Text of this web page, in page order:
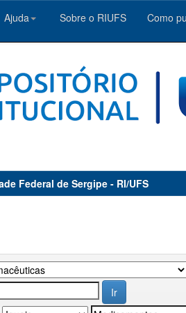
Ajuda Sobre o RIUFS Como
Federal de Sergipe - RI/UFS